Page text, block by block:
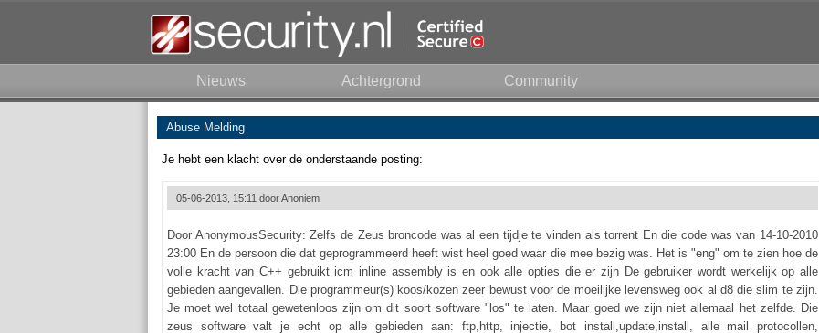
Nieuws Achtergrond Community
Abuse Melding
Je hebt een klacht over de onderstaande posting:
05-06-2013, 15:11 doorAnoniem
Door AnonymousSecurity: Zelfs de Zeus broncode was al een tijdje te vinden als torrent En die code was van 14-10-2010
23:00 En de persoon die dat geprogrammeerd heeft wist heel goed waar die mee bezig was. Het is "eng" om te zien hoe de
volle kracht van C++ gebruikt icm inline assembly is en ook alle opties die er zijn De gebruiker wordt werkelijk op alle
gebieden aangevallen. Die programmeur(s) koos/kozen zeer bewust voor de moeilijke levensweg ook al d8 die slim te zijn.
Je moet wel totaal gewetenloos zijn om dit soort software "los" te laten. Maar goed we zijn niet allemaal het zelfde. Die
zeus software valt je echt op alle gebieden aan: ftp,http, injectie, bot install,update,install, alle mail protocollen,